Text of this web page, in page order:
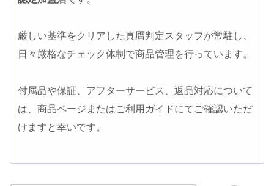
厳しい基準をクリアした真贋判定スタッフが常駐し、
日々厳格なチェック体制で商品管理を行っています。
付属品や保証、アフターサービス、返品対応について
は、商品ページまたはご利用ガイドにてご確認いただ
けますと幸いです。